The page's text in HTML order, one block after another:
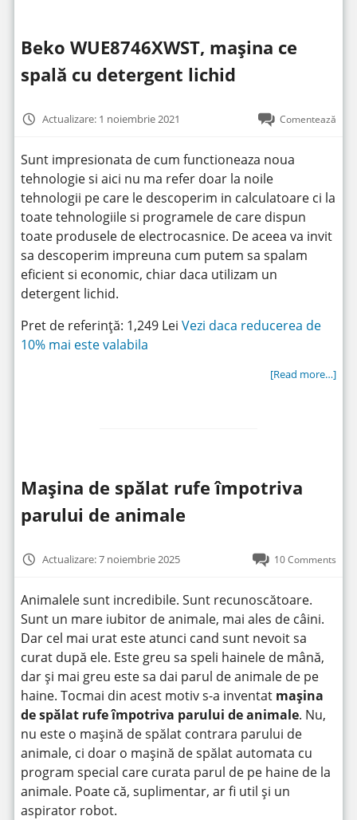
Beko WUE8746XWST, mașina ce
spală cu detergent lichid
Actualizare: 1 noiembrie 2021 Comentează
Sunt impresionata de cum functioneaza noua
tehnologie si aici nu ma refer doar la noile
tehnologii pe care le descoperim in calculatoare ci la
toate tehnologiile si programele de care dispun
toate produsele de electrocasnice. De aceea va invit
sa descoperim impreuna cum putem sa spalam
eficient si economic, chiar daca utilizam un
detergent lichid.
Pret de referință: 1,249 Lei Vezi daca reducerea de
10% mai este valabila
[Read more…]
Mașina de spălat rufe împotriva
parului de animale
Actualizare: 7 noiembrie 2025 10 Comments
Animalele sunt incredibile. Sunt recunoscătoare.
Sunt un mare iubitor de animale, mai ales de câini.
Dar cel mai urat este atunci cand sunt nevoit sa
curat după ele. Este greu sa speli hainele de mână,
dar și mai greu este sa dai parul de animale de pe
haine. Tocmai din acest motiv s-a inventat mașina
de spălat rufe împotriva parului de animale. Nu,
nu este o mașină de spălat contrara parului de
animale, ci doar o mașină de spălat automata cu
program special care curata parul de pe haine de la
animale. Poate că, suplimentar, ar fi util și un
aspirator robot.